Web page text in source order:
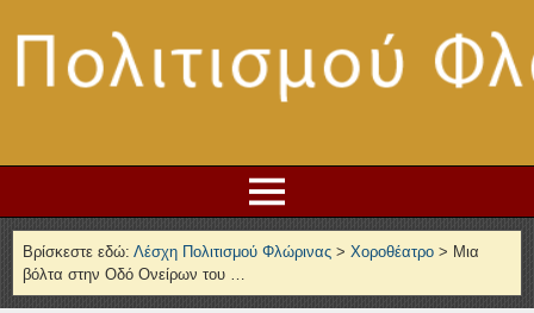
Βρίσκεστε εδώ: Λέσχη Πολιτισμού Φλώρινας > Χοροθέατρο > Μια
βόλτα στην Οδό Ονείρων του …